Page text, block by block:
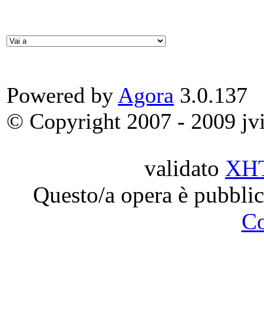
Powered by Agora 3.0.137
© Copyright 2007 - 2009
validato
Questo/a opera è